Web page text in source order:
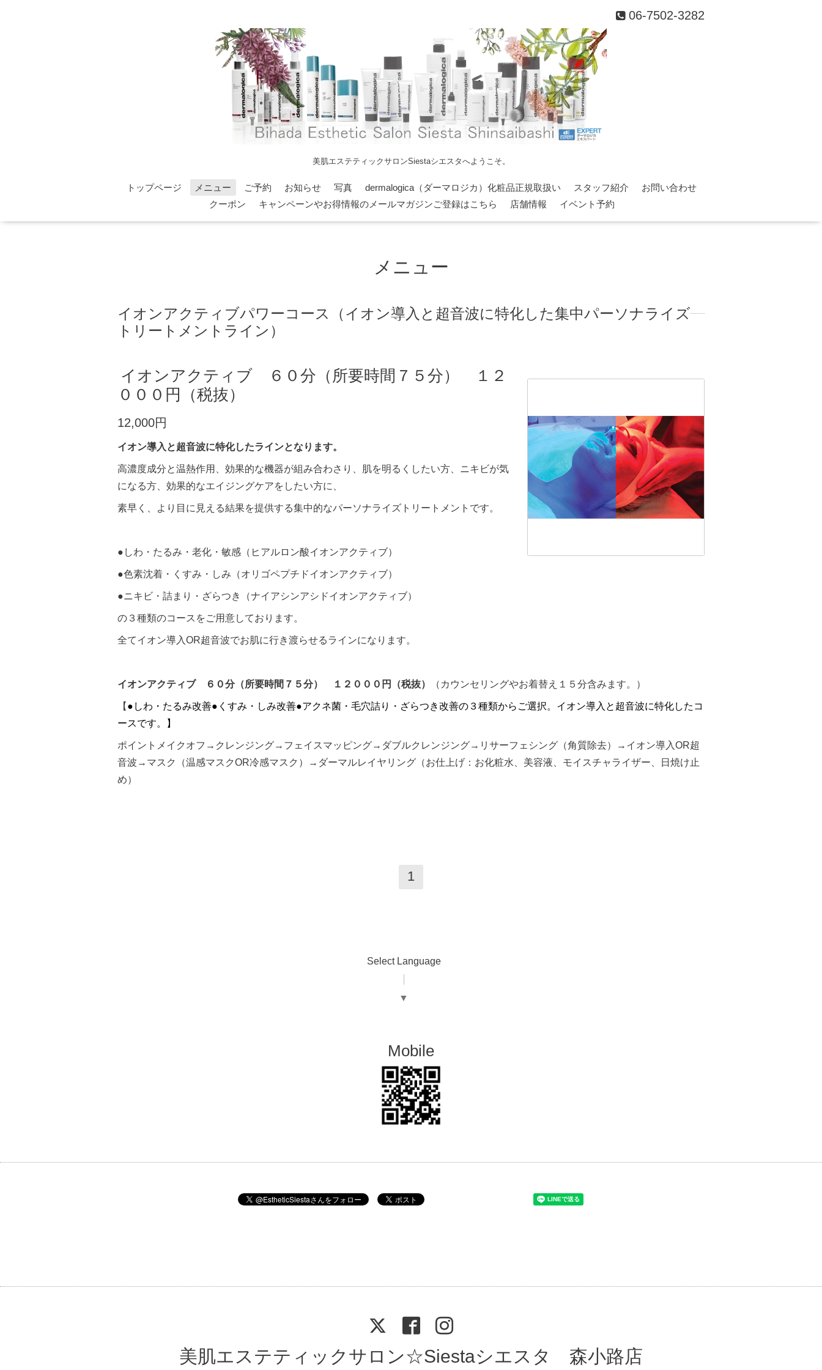
06-7502-3282
美肌エステティックサロンSiestaシエスタへようこそ。
トップページ メニュー ご予約 お知らせ 写真 dermalogica（ダーマロジカ）化粧品正規取扱い スタッフ紹介
お問い合わせ
クーポン
キャンペーンやお得情報のメールマガジンご登録はこちら 店舗情報 イベント予約
メニュー
イオンアクティブパワーコース（イオン導入と超音波に特化した集中パーソナライズ
トリートメントライン）
イオンアクティブ ６０分（所要時間７５分） １２
０００円（税抜）
12,000円
イオン導入と超音波に特化したラインとなります。
高濃度成分と温熱作用、効果的な機器が組み合わさり、肌を明るくしたい方、ニキビが気
になる方、効果的なエイジングケアをしたい方に、
素早く、より目に見える結果を提供する集中的なパーソナライズトリートメントです。
●しわ・たるみ・老化・敏感（ヒアルロン酸イオンアクティブ）
●色素沈着・くすみ・しみ（オリゴペプチドイオンアクティブ）
●ニキビ・詰まり・ざらつき（ナイアシンアシドイオンアクティブ）
の３種類のコースをご用意しております。
全てイオン導入OR超音波でお肌に行き渡らせるラインになります。
イオンアクティブ ６０分（所要時間７５分） １２０００円（税抜） （カウンセリングやお着替え１５分含みます。）
【 ● しわ・たるみ改善● くすみ・しみ改善●アクネ菌・毛穴詰り・ざらつき改善の３種類からご選択。イオン導入と超音波に特化したコ
ースです。】
ポイントメイクオフ→クレンジング→フェイスマッピング→ダブルクレンジング→リサーフェシング（角質除去）→イオン導入OR超
音波→マスク（温感マスクOR冷感マスク）→ダーマルレイヤリング（お仕上げ：お化粧水、美容液、モイスチャライザー、日焼け止
め）
1
Select Language
▼
Mobile
美肌エステティックサロン☆Siestaシエスタ 森小路店